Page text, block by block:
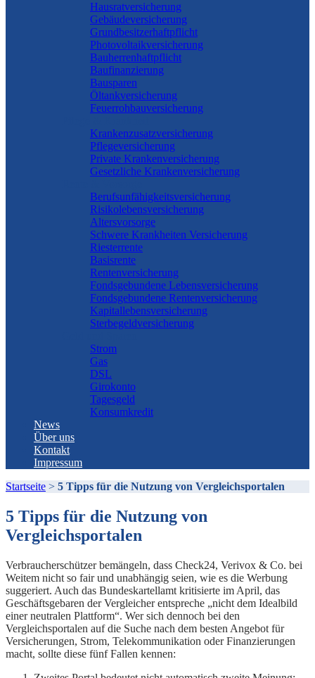
Hausratversicherung
Gebäudeversicherung
Grundbesitzerhaftpflicht
Photovoltaikversicherung
Bauherrenhaftpflicht
Baufinanzierung
Bausparen
Öltankversicherung
Feuerrohbauversicherung
Krankenzusatzversicherung
Pflegeversicherung
Private Krankenversicherung
Gesetzliche Krankenversicherung
Berufs­unfähigkeitsversicherung
Risikolebensversicherung
Altersvorsorge
Schwere Krankheiten Versicherung
Riesterrente
Basisrente
Rentenversicherung
Fondsgebundene Lebensversicherung
Fondsgebundene Rentenversicherung
Kapitallebensversicherung
Sterbegeldversicherung
Strom
Gas
DSL
Girokonto
Tagesgeld
Konsumkredit
News
Über uns
Kontakt
Impressum
Startseite > 5 Tipps für die Nutzung von Vergleichsportalen
5 Tipps für die Nutzung von
Vergleichsportalen
Verbraucherschützer bemängeln, dass Check24, Verivox & Co. bei
Weitem nicht so fair und unabhängig seien, wie es die Werbung
suggeriert. Auch das Bundeskartellamt kritisierte im April, das
Geschäftsgebaren der Vergleicher entspreche „nicht dem Idealbild
einer neutralen Plattform“. Wer sich dennoch bei den
Vergleichsportalen auf die Suche nach dem besten Angebot für
Versicherungen, Strom, Telekommunikation oder Finanzierungen
macht, sollte diese fünf Fallen kennen: